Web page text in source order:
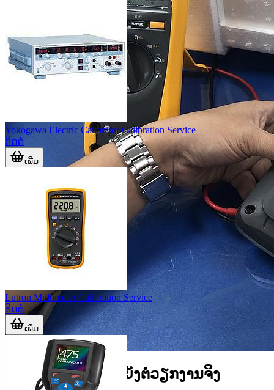
Calibration ຊ່ວຍຫຍັງຕໍ່ວຽກງານຈິງ
Yokogawa Electric Calibrator Calibration Service
ຕິດຕໍ່
ເພີ່ມ
Lutron Multimeter Calibration Service
ຕິດຕໍ່
ເພີ່ມ